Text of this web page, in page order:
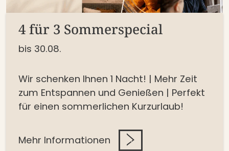
4 für 3 Sommerspecial
bis 30.08.
Wir schenken Ihnen 1 Nacht! | Mehr Zeit
zum Entspannen und Genießen | Perfekt
für einen sommerlichen Kurzurlaub!
Mehr Informationen